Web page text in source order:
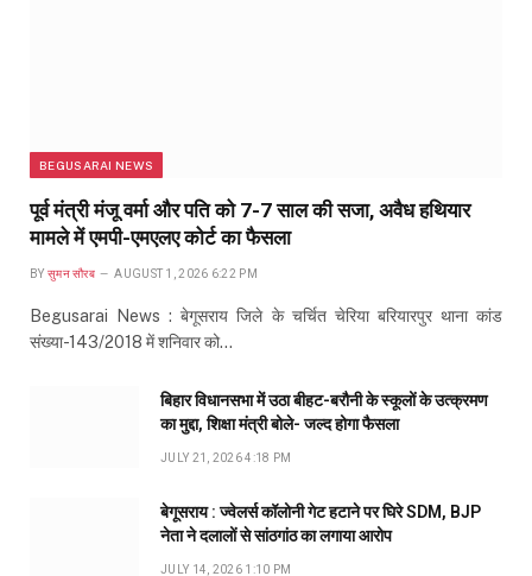
BEGUSARAI NEWS
पूर्व मंत्री मंजू वर्मा और पति को 7-7 साल की सजा, अवैध हथियार
मामले में एमपी-एमएलए कोर्ट का फैसला
BY सुमन सौरब AUGUST 1, 2026 6:22 PM
Begusarai News : बेगूसराय जिले के चर्चित चेरिया बरियारपुर थाना कांड
संख्या-143/2018 में शनिवार को…
बिहार विधानसभा में उठा बीहट-बरौनी के स्कूलों के उत्क्रमण
का मुद्दा, शिक्षा मंत्री बोले- जल्द होगा फैसला
JULY 21, 2026 4:18 PM
बेगूसराय : ज्वेलर्स कॉलोनी गेट हटाने पर घिरे SDM, BJP
नेता ने दलालों से सांठगांठ का लगाया आरोप
JULY 14, 2026 1:10 PM